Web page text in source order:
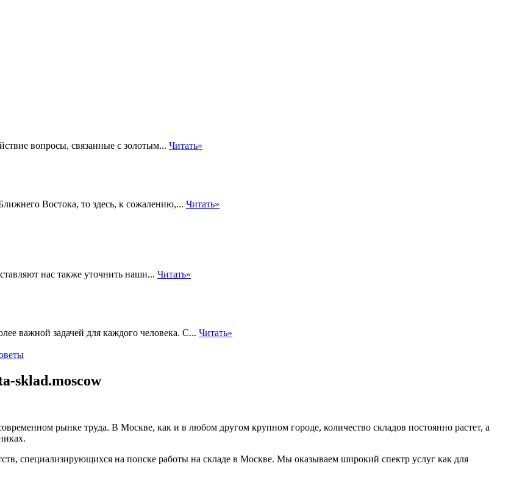
вопросы, связанные с золотым... Читать»
Востока, то здесь, к сожалению,... Читать»
нас также уточнить наши... Читать»
важной задачей для каждого человека. С... Читать»
sklad.moscow
рынке труда. В Москве, как и в любом другом крупном городе, количество складов постоянно растет, а
специализирующихся на поиске работы на складе в Москве. Мы оказываем широкий спектр услуг как для